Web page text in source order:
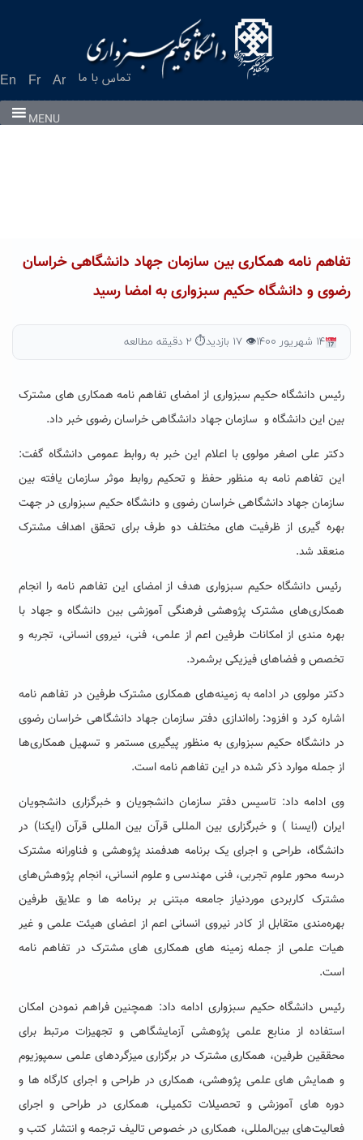
En Fr Ar تماس با ما
MENU
تفاهم نامه همکاری بین سازمان جهاد دانشگاهی خراسان
رضوی و دانشگاه حکیم سبزواری به امضا رسید
۱۴ شهریور ۱۴۰۰ 👁 ۱۷ بازدید ⏱ ۲ دقیقه مطالعه
رئیس دانشگاه حکیم سبزواری از امضای تفاهم نامه همکاری های مشترک
بین این دانشگاه و سازمان جهاد دانشگاهی خراسان رضوی خبر داد.
دکتر علی اصغر مولوی با اعلام این خبر به روابط عمومی دانشگاه گفت:
این تفاهم نامه به منظور حفظ و تحکیم روابط موثر سازمان یافته بین
سازمان جهاد دانشگاهی خراسان رضوی و دانشگاه حکیم سبزواری در جهت
بهره گیری از ظرفیت های مختلف دو طرف برای تحقق اهداف مشترک
منعقد شد.
رئیس دانشگاه حکیم سبزواری هدف از امضای این تفاهم نامه را انجام
همکاری‌های مشترک پژوهشی فرهنگی آموزشی بین دانشگاه و جهاد با
بهره مندی از امکانات طرفین اعم از علمی، فنی، نیروی انسانی، تجربه و
تخصص و فضاهای فیزیکی برشمرد.
دکتر مولوی در ادامه به زمینه‌های همکاری مشترک طرفین در تفاهم نامه
اشاره کرد و افزود: راه‌اندازی دفتر سازمان جهاد دانشگاهی خراسان رضوی
در دانشگاه حکیم سبزواری به منظور پیگیری مستمر و تسهیل همکاری‌ها
از جمله موارد ذکر شده در این تفاهم نامه است.
وی ادامه داد: تاسیس دفتر سازمان دانشجویان و خبرگزاری دانشجویان
ایران (ایسنا ) و خبرگزاری بین المللی قرآن بین المللی قرآن (ایکنا) در
دانشگاه، طراحی و اجرای یک برنامه هدفمند پژوهشی و فناورانه مشترک
درسه محور علوم تجربی، فنی مهندسی و علوم انسانی، انجام پژوهش‌های
مشترک کاربردی موردنیاز جامعه مبتنی بر برنامه ها و علایق طرفین
بهره‌مندی متقابل از کادر نیروی انسانی اعم از اعضای هیئت علمی و غیر
هیات علمی از جمله زمینه های همکاری های مشترک در تفاهم نامه
است.
رئیس دانشگاه حکیم سبزواری ادامه داد: همچنین فراهم نمودن امکان
استفاده از منابع علمی پژوهشی آزمایشگاهی و تجهیزات مرتبط برای
محققین طرفین، همکاری مشترک در برگزاری میزگردهای علمی سمپوزیوم
و همایش های علمی پژوهشی، همکاری در طراحی و اجرای کارگاه ها و
دوره های آموزشی و تحصیلات تکمیلی، همکاری در طراحی و اجرای
فعالیت‌های بین‌المللی، همکاری در خصوص تالیف ترجمه و انتشار کتب و